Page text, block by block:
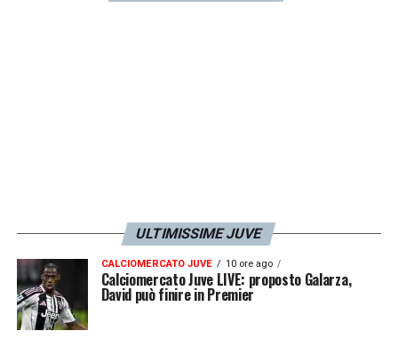
ULTIMISSIME JUVE
CALCIOMERCATO JUVE 10 ore ago
Calciomercato Juve LIVE: proposto Galarza,
David può finire in Premier